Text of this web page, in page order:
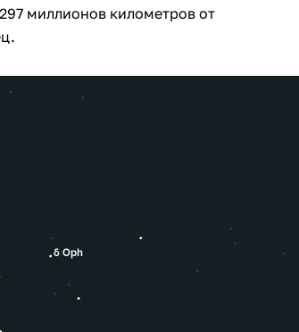
миллионов километров от